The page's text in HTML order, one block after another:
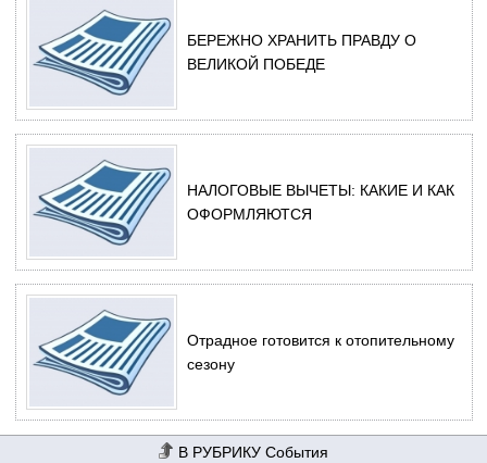
БЕРЕЖНО ХРАНИТЬ ПРАВДУ О
ВЕЛИКОЙ ПОБЕДЕ
НАЛОГОВЫЕ ВЫЧЕТЫ: КАКИЕ И КАК
ОФОРМЛЯЮТСЯ
Отрадное готовится к отопительному
сезону
События